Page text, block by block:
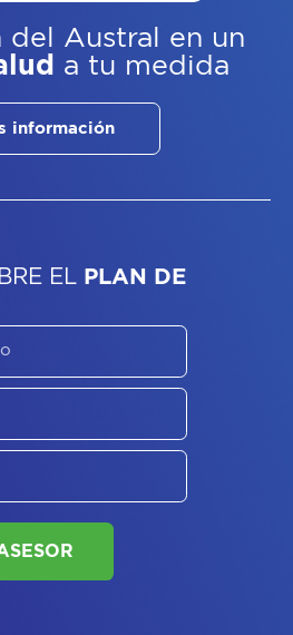
del Austral
en un
a tu medida
información